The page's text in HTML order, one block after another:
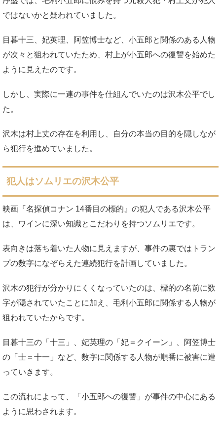
ではないかと疑われていました。
目暮十三、妃英理、阿笠博士など、小五郎と関係のある人物
が次々と狙われていたため、村上が小五郎への復讐を始めた
ように見えたのです。
しかし、実際に一連の事件を仕組んでいたのは沢木公平でし
た。
沢木は村上丈の存在を利用し、自分の本当の目的を隠しなが
ら犯行を進めていました。
犯人はソムリエの沢木公平
映画『名探偵コナン 14番目の標的』の犯人である沢木公平
は、ワインに深い知識とこだわりを持つソムリエです。
表向きは落ち着いた人物に見えますが、事件の裏ではトラン
プの数字になぞらえた連続犯行を計画していました。
沢木の犯行が分かりにくくなっていたのは、標的の名前に数
字が隠されていたことに加え、毛利小五郎に関係する人物が
狙われていたからです。
目暮十三の「十三」、妃英理の「妃＝クイーン」、阿笠博士
の「士＝十一」など、数字に関係する人物が順番に被害に遭
っていきます。
この流れによって、「小五郎への復讐」が事件の中心にある
ように思わされます。